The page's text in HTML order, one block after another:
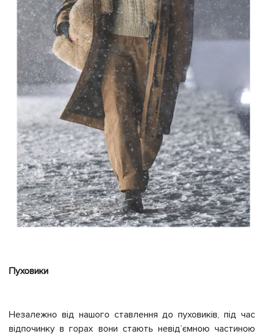
Пуховики
Незалежно від нашого ставлення до пуховиків, під час
відпочинку в горах вони стають невідʼємною частиною